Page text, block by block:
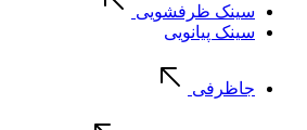
سینک ظرفشویی
سینک پیانویی
جاظرفی